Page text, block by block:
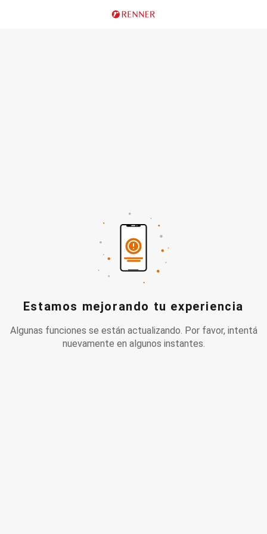
Estamos mejorando tu experiencia
Algunas funciones se están actualizando. Por favor, intentá
nuevamente en algunos instantes.